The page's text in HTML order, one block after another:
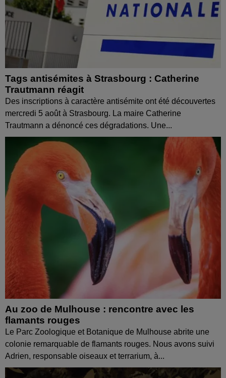
Tags antisémites à Strasbourg : Catherine
Trautmann réagit
Des inscriptions à caractère antisémite ont été découvertes
mercredi 5 août à Strasbourg. La maire Catherine
Trautmann a dénoncé ces dégradations. Une...
Au zoo de Mulhouse : rencontre avec les
flamants rouges
Le Parc Zoologique et Botanique de Mulhouse abrite une
colonie remarquable de flamants rouges. Nous avons suivi
Adrien, responsable oiseaux et terrarium, à...